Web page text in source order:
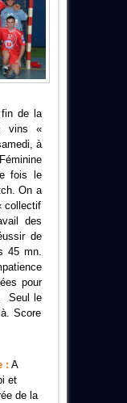
de la
vins «
à
fois le
On a
collectif
des
de
45 mn.
pour
Seul le
Score
: A
et
de la